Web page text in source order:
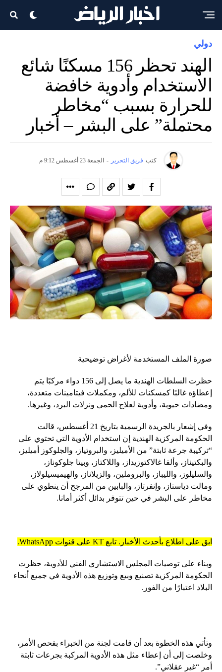
دولي
الهند تحظر 156 مسكنًا شائع
الاستخدام وأدوية خافضة
للحرارة بسبب “مخاطر
محتملة” على البشر – أخبار
كتب فريق التحرير - الجمعة 23 أغسطس 9:12 م
صورة الملف المستخدمة لأغراض توضيحية
حظرت السلطات الهندية ما يصل إلى 156 دواء مركبًا يتم
إعطاؤه غالبًا كمسكنات للألم، ومكملات فيتامينات متعددة،
ومضادات حيوية، وأدوية لعلاج الحمى ونزلات البرد، وغيرها.
وفي إشعار بالجريدة الرسمية بتاريخ 21 أغسطس، قالت
الحكومة المركزية الهندية إن استخدام الأدوية التي تحتوي على
“تركيبة جرعة ثابتة” من الأميليز، والبروتياز، والجلوكوز أميليز،
والبكتيناز، وألفا غالاكتوزيداز، واللاكتاز، وبيتا جلوكوناز،
والسليلوز، والليباز، والبروملين، والزيلاناز، والهيميسيلولاز،
ومالت دياستاز، وإنفرتاز، والبابين من المرجح أن ينطوي على
مخاطر على البشر في حين تتوفر بدائل أكثر أمانا.
ابق على اطلاع بأحدث الأخبار. تابع KT على قنوات WhatsApp.
وبناء على توصيات المجلس الاستشاري الفني للأدوية، حظرت
الحكومة المركزية تصنيع وبيع وتوزيع هذه الأدوية في جميع أنحاء
البلاد اعتبارًا من الفور.
وتأتي هذه الخطوة بعد أن قامت لجنة من الخبراء بفحص الأمر،
وخلصت إلى أن إعطاء مثل هذه الأدوية المركبة بجرعات ثابتة
أمر “غير عقلاني”.